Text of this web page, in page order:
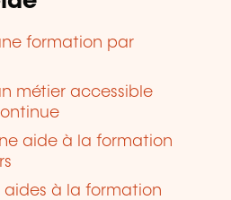
formation par
métier accessible
aide à la formation
aides à la formation